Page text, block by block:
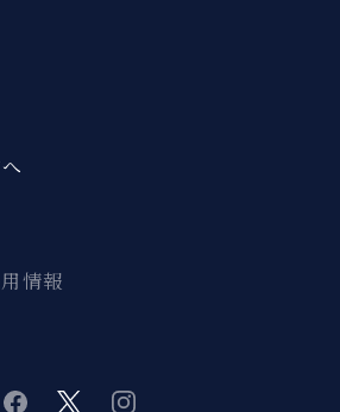
情報
facebook
twitterinstagram